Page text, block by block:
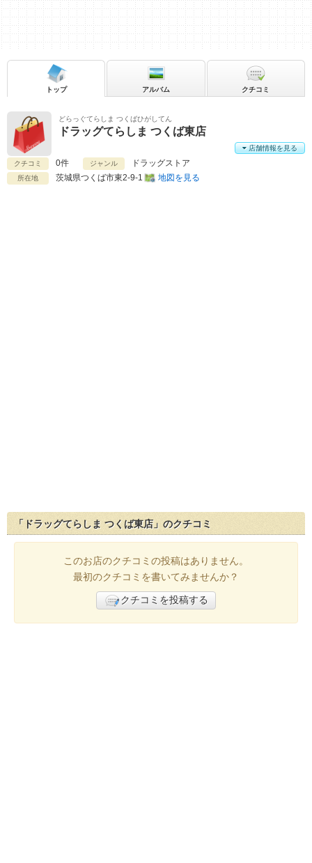
どらっぐてらしま つくばひがしてん
ドラッグてらしま つくば東店
クチコミ 0件 ジャンル ドラッグストア
所在地 茨城県つくば市東2-9-1 地図を見る
店舗情報を見る
トップ アルバム クチコミ
「ドラッグてらしま つくば東店」のクチコミ
このお店のクチコミの投稿はありません。
最初のクチコミを書いてみませんか？
クチコミを投稿する